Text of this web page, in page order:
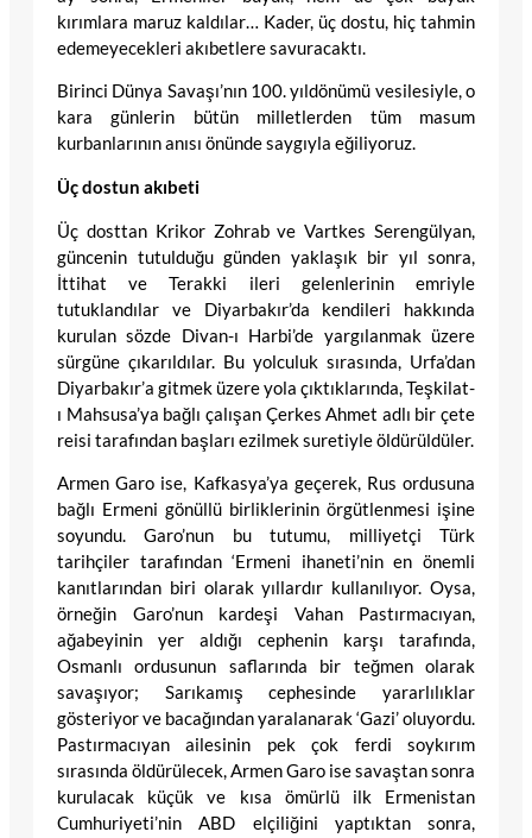
kırımlara maruz kaldılar… Kader, üç dostu, hiç tahmin
edemeyecekleri akıbetlere savuracaktı.
Birinci Dünya Savaşı’nın 100. yıldönümü vesilesiyle, o
kara günlerin bütün milletlerden tüm masum
kurbanlarının anısı önünde saygıyla eğiliyoruz.
Üç dostun akıbeti
Üç dosttan Krikor Zohrab ve Vartkes Serengülyan,
güncenin tutulduğu günden yaklaşık bir yıl sonra,
İttihat ve Terakki ileri gelenlerinin emriyle
tutuklandılar ve Diyarbakır’da kendileri hakkında
kurulan sözde Divan-ı Harbi’de yargılanmak üzere
sürgüne çıkarıldılar. Bu yolculuk sırasında, Urfa’dan
Diyarbakır’a gitmek üzere yola çıktıklarında, Teşkilat-
ı Mahsusa’ya bağlı çalışan Çerkes Ahmet adlı bir çete
reisi tarafından başları ezilmek suretiyle öldürüldüler.
Armen Garo ise, Kafkasya’ya geçerek, Rus ordusuna
bağlı Ermeni gönüllü birliklerinin örgütlenmesi işine
soyundu. Garo’nun bu tutumu, milliyetçi Türk
tarihçiler tarafından ‘Ermeni ihaneti’nin en önemli
kanıtlarından biri olarak yıllardır kullanılıyor. Oysa,
örneğin Garo’nun kardeşi Vahan Pastırmacıyan,
ağabeyinin yer aldığı cephenin karşı tarafında,
Osmanlı ordusunun saflarında bir teğmen olarak
savaşıyor; Sarıkamış cephesinde yararlılıklar
gösteriyor ve bacağından yaralanarak ‘Gazi’ oluyordu.
Pastırmacıyan ailesinin pek çok ferdi soykırım
sırasında öldürülecek, Armen Garo ise savaştan sonra
kurulacak küçük ve kısa ömürlü ilk Ermenistan
Cumhuriyeti’nin ABD elçiliğini yaptıktan sonra,